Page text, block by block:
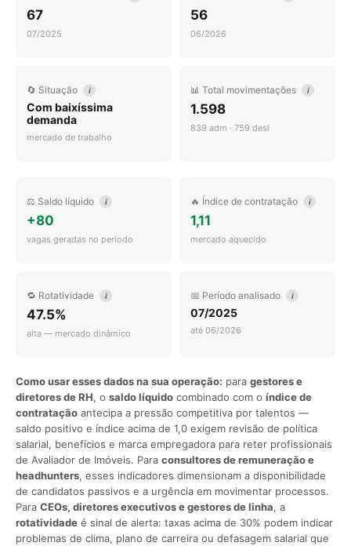
67
07/2025
56
06/2026
🔄 Situação i
Com baixíssima
demanda
mercado de trabalho
📊 Total movimentações i
1.598
839 adm · 759 desl
⚖️ Saldo líquido i
+80
vagas geradas no período
🔥 Índice de contratação i
1,11
mercado aquecido
🔁 Rotatividade i
47.5%
alta — mercado dinâmico
📅 Período analisado i
07/2025
até 06/2026
Como usar esses dados na sua operação: para gestores e
diretores de RH, o saldo líquido combinado com o índice de
contratação antecipa a pressão competitiva por talentos —
saldo positivo e índice acima de 1,0 exigem revisão de política
salarial, benefícios e marca empregadora para reter profissionais
de Avaliador de Imóveis. Para consultores de remuneração e
headhunters, esses indicadores dimensionam a disponibilidade
de candidatos passivos e a urgência em movimentar processos.
Para CEOs, diretores executivos e gestores de linha, a
rotatividade é sinal de alerta: taxas acima de 30% podem indicar
problemas de clima, plano de carreira ou defasagem salarial que